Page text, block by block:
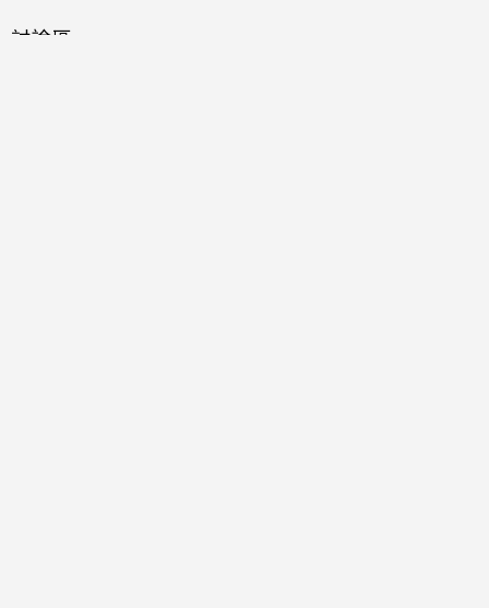
討論區